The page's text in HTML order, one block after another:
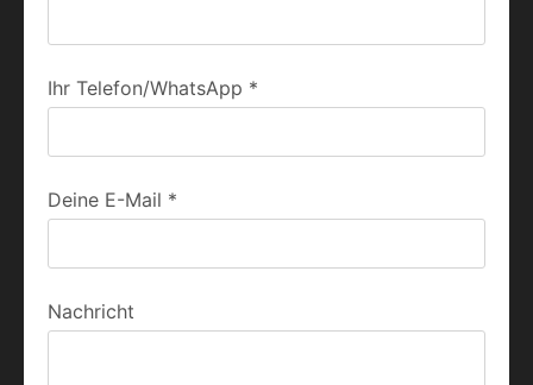
Ihr Telefon/WhatsApp *
Deine E-Mail *
Nachricht